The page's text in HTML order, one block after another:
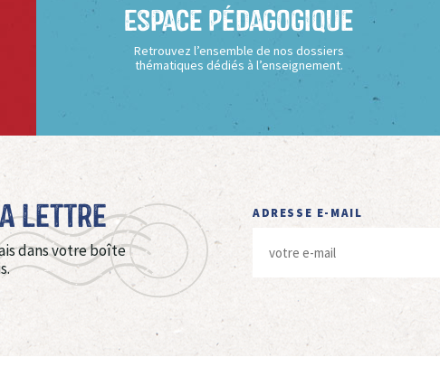
Espace Pédagogique
Retrouvez l’ensemble de nos dossiers
thématiques dédiés à l’enseignement.
Lettre
dans votre boîte
ADRESSE E-MAIL